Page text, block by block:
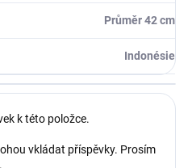
Průměr 42 cm
Indonésie
k této položce.
vkládat příspěvky. Prosím
.